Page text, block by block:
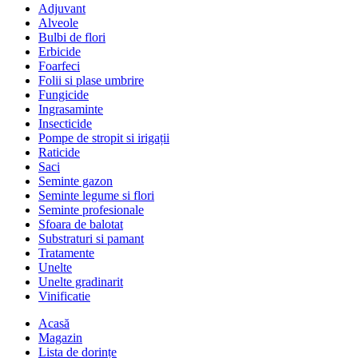
Adjuvant
Alveole
Bulbi de flori
Erbicide
Foarfeci
Folii si plase umbrire
Fungicide
Ingrasaminte
Insecticide
Pompe de stropit si irigații
Raticide
Saci
Seminte gazon
Seminte legume si flori
Seminte profesionale
Sfoara de balotat
Substraturi si pamant
Tratamente
Unelte
Unelte gradinarit
Vinificatie
Acasă
Magazin
Lista de dorințe